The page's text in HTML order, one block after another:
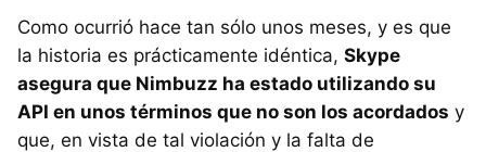
Como ocurrió hace tan sólo unos meses, y es que
la historia es prácticamente idéntica, Skype
asegura que Nimbuzz ha estado utilizando su
API en unos términos que no son los acordados y
que, en vista de tal violación y la falta de